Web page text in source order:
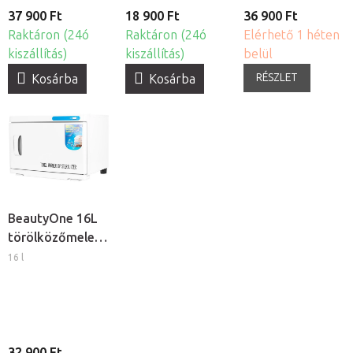
37 900 Ft
Raktáron (24ó
kiszállítás)
Kosárba
18 900 Ft
Raktáron (24ó
kiszállítás)
Kosárba
36 900 Ft
Elérhető 1 héten
belül
RÉSZLET
BeautyOne 16L
törölközőmelegítő
UV-C
16 l